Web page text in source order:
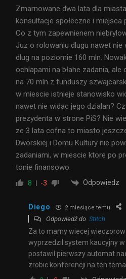
Zmarnowane dwa lata dla
konsultacje społeczne i miejsca
Co z tym zapewnienem
Juz o rolowaniu dlugu nawet
dlug na poziomie 160 mln.
ochlapami na błahe zadania,
na 70 mln z funduszy
w miescie istnieje stanowisko
nawet nie widac jego dzialan?
prezydenta w strone PiS? Nie
ze 3 lata cofna to miasto
Dworskiej i Domu Kultury nie
zadaniami, w miescie ktore po
tonie finansowo.
8 -3 Odpowiedz
Diego 2 miesiące temu
Odpowiedź do Stitch
Za to mamy wiecej
wyprzedzil system kaucyjny
postawil pierwszy automat
zrobic konferencji na ten